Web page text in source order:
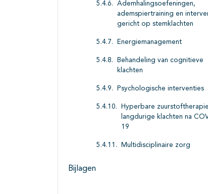
Ademhalingsoefeningen,
ademspiertraining en
gericht op stemklachten
Energiemanagement
Behandeling van cognitieve
klachten
Psychologische interventies
Hyperbare
langdurige klachten na
19
Multidisciplinaire zorg
Bijlagen